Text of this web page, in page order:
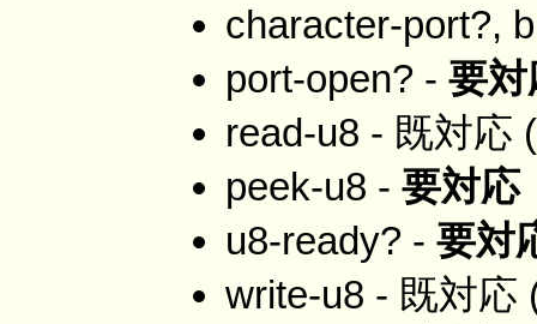
character-port?,
port-open? - 要対
read-u8 - 既対応
peek-u8 - 要対応
u8-ready? - 要対
write-u8 - 既対応